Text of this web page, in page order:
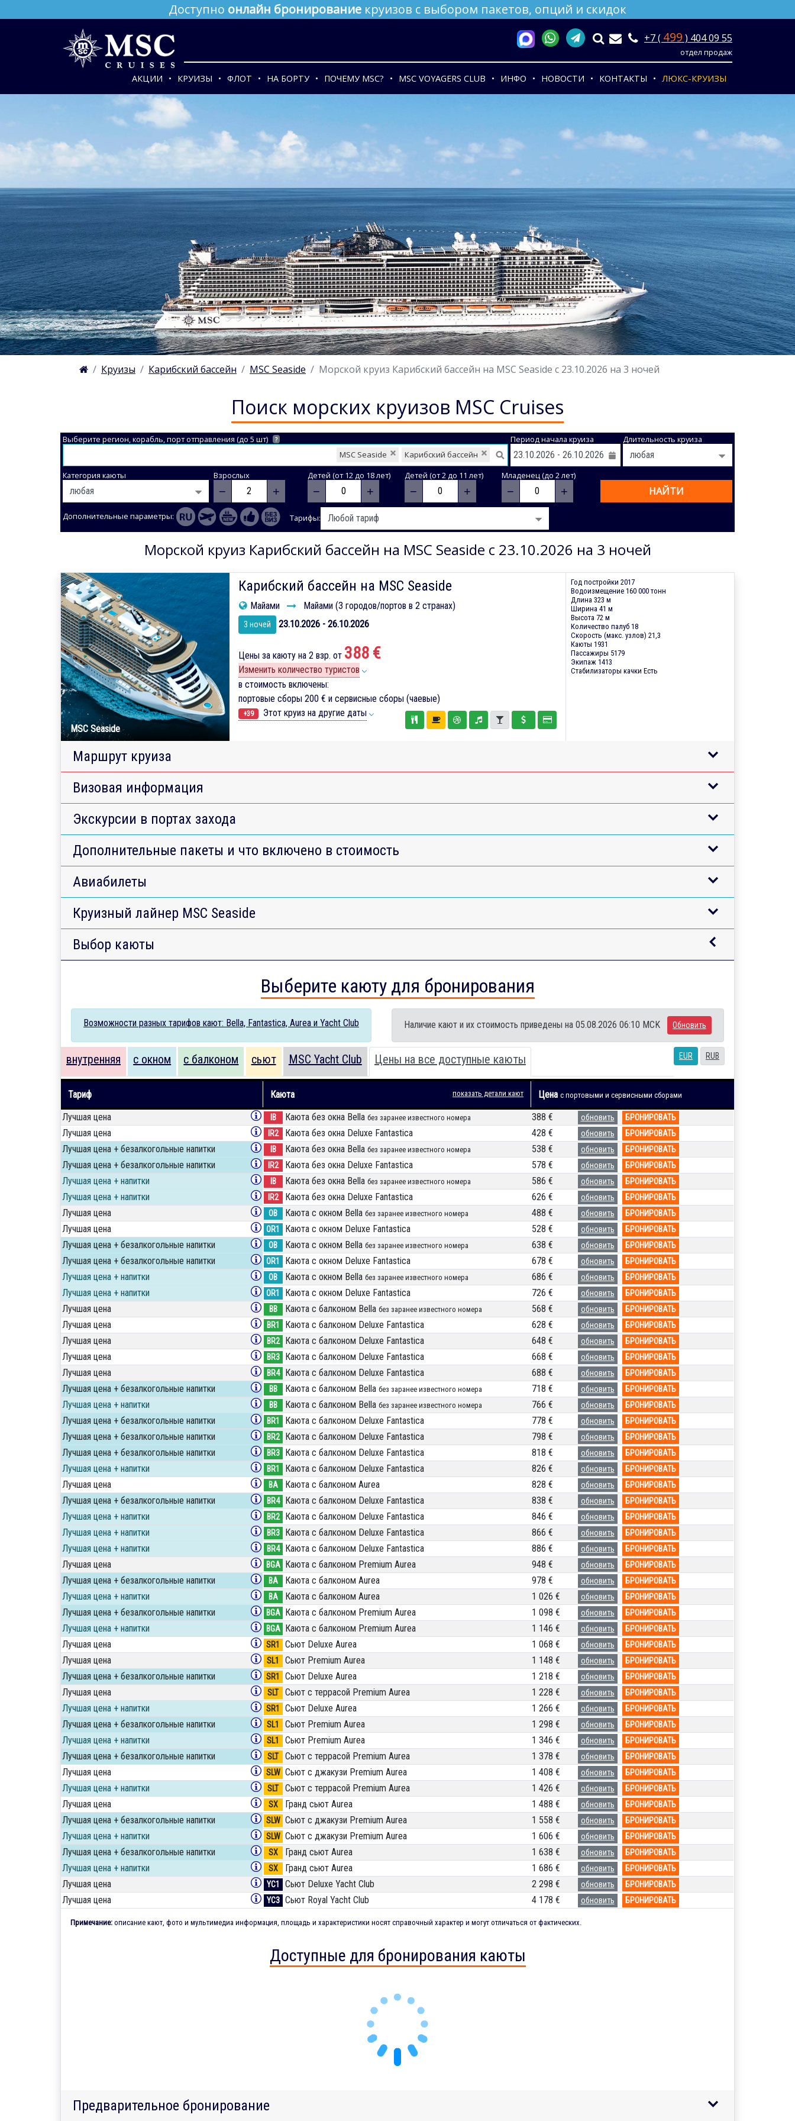
Доступно онлайн бронирование круизов с выбором пакетов, опций и скидок
+7 ( 499 ) 404 09 55
отдел продаж
АКЦИИ КРУИЗЫ ФЛОТ НА БОРТУ ПОЧЕМУ MSC? MSC VOYAGERS CLUB ИНФО НОВОСТИ КОНТАКТЫ ЛЮКС-КРУИЗЫ
Круизы Карибский бассейн MSC Seaside Морской круиз Карибский бассейн на MSC Seaside с 23.10.2026 на 3 ночей
Поиск морских круизов MSC Cruises
Выберите регион, корабль, порт отправления (до 5 шт) ?
Карибский бассейн
MSC Seaside
Период начала круиза Длительность круиза
Категория каюты Взрослых
− +
Детей (от 12 до 18 лет)
− +
Детей (от 2 до 11 лет)
− +
Младенец (до 2 лет)
− + НАЙТИ
Дополнительные параметры: Тарифы:
Морской круиз Карибский бассейн на MSC Seaside с 23.10.2026 на 3 ночей
MSC Seaside
Карибский бассейн на MSC Seaside
Майами Майами (3 городов/портов в 2 странах)
3 ночей 23.10.2026 - 26.10.2026
Цены за каюту на 2 взр. от 388 €
Изменить количество туристов
в стоимость включены:
портовые сборы 200 € и сервисные сборы (чаевые)
+39 Этот круиз на другие даты
Год постройки 2017
Водоизмещение 160 000 тонн
Длина 323 м
Ширина 41 м
Высота 72 м
Количество палуб 18
Скорость (макс. узлов) 21,3
Каюты 1931
Пассажиры 5179
Экипаж 1413
Стабилизаторы качки Есть
Маршрут круиза
Визовая информация
Экскурсии в портах захода
Дополнительные пакеты и что включено в стоимость
Авиабилеты
Круизный лайнер MSC Seaside
Выбор каюты
Выберите каюту для бронирования
Возможности разных тарифов кают: Bella, Fantastica, Aurea и Yacht Club Наличие кают и их стоимость приведены на 05.08.2026 06:10 MCK Обновить
EUR RUB
внутренняя с окном с балконом сьют MSC Yacht Club Цены на все доступные каюты
Тариф Каюта показать детали кают Цена с портовыми и сервисными сборами
Лучшая цена IB Каюта без окна Bella без заранее известного номера 388 € обновить БРОНИРОВАТЬ
Лучшая цена IR2 Каюта без окна Deluxe Fantastica 428 € обновить БРОНИРОВАТЬ
Лучшая цена + безалкогольные напитки IB Каюта без окна Bella без заранее известного номера 538 € обновить БРОНИРОВАТЬ
Лучшая цена + безалкогольные напитки IR2 Каюта без окна Deluxe Fantastica 578 € обновить БРОНИРОВАТЬ
Лучшая цена + напитки IB Каюта без окна Bella без заранее известного номера 586 € обновить БРОНИРОВАТЬ
Лучшая цена + напитки IR2 Каюта без окна Deluxe Fantastica 626 € обновить БРОНИРОВАТЬ
Лучшая цена OB Каюта с окном Bella без заранее известного номера 488 € обновить БРОНИРОВАТЬ
Лучшая цена OR1 Каюта с окном Deluxe Fantastica 528 € обновить БРОНИРОВАТЬ
Лучшая цена + безалкогольные напитки OB Каюта с окном Bella без заранее известного номера 638 € обновить БРОНИРОВАТЬ
Лучшая цена + безалкогольные напитки OR1 Каюта с окном Deluxe Fantastica 678 € обновить БРОНИРОВАТЬ
Лучшая цена + напитки OB Каюта с окном Bella без заранее известного номера 686 € обновить БРОНИРОВАТЬ
Лучшая цена + напитки OR1 Каюта с окном Deluxe Fantastica 726 € обновить БРОНИРОВАТЬ
Лучшая цена BB Каюта с балконом Bella без заранее известного номера 568 € обновить БРОНИРОВАТЬ
Лучшая цена BR1 Каюта с балконом Deluxe Fantastica 628 € обновить БРОНИРОВАТЬ
Лучшая цена BR2 Каюта с балконом Deluxe Fantastica 648 € обновить БРОНИРОВАТЬ
Лучшая цена BR3 Каюта с балконом Deluxe Fantastica 668 € обновить БРОНИРОВАТЬ
Лучшая цена BR4 Каюта с балконом Deluxe Fantastica 688 € обновить БРОНИРОВАТЬ
Лучшая цена + безалкогольные напитки BB Каюта с балконом Bella без заранее известного номера 718 € обновить БРОНИРОВАТЬ
Лучшая цена + напитки BB Каюта с балконом Bella без заранее известного номера 766 € обновить БРОНИРОВАТЬ
Лучшая цена + безалкогольные напитки BR1 Каюта с балконом Deluxe Fantastica 778 € обновить БРОНИРОВАТЬ
Лучшая цена + безалкогольные напитки BR2 Каюта с балконом Deluxe Fantastica 798 € обновить БРОНИРОВАТЬ
Лучшая цена + безалкогольные напитки BR3 Каюта с балконом Deluxe Fantastica 818 € обновить БРОНИРОВАТЬ
Лучшая цена + напитки BR1 Каюта с балконом Deluxe Fantastica 826 € обновить БРОНИРОВАТЬ
Лучшая цена BA Каюта с балконом Aurea 828 € обновить БРОНИРОВАТЬ
Лучшая цена + безалкогольные напитки BR4 Каюта с балконом Deluxe Fantastica 838 € обновить БРОНИРОВАТЬ
Лучшая цена + напитки BR2 Каюта с балконом Deluxe Fantastica 846 € обновить БРОНИРОВАТЬ
Лучшая цена + напитки BR3 Каюта с балконом Deluxe Fantastica 866 € обновить БРОНИРОВАТЬ
Лучшая цена + напитки BR4 Каюта с балконом Deluxe Fantastica 886 € обновить БРОНИРОВАТЬ
Лучшая цена BGA Каюта с балконом Premium Aurea 948 € обновить БРОНИРОВАТЬ
Лучшая цена + безалкогольные напитки BA Каюта с балконом Aurea 978 € обновить БРОНИРОВАТЬ
Лучшая цена + напитки BA Каюта с балконом Aurea 1 026 € обновить БРОНИРОВАТЬ
Лучшая цена + безалкогольные напитки BGA Каюта с балконом Premium Aurea 1 098 € обновить БРОНИРОВАТЬ
Лучшая цена + напитки BGA Каюта с балконом Premium Aurea 1 146 € обновить БРОНИРОВАТЬ
Лучшая цена SR1 Сьют Deluxe Aurea 1 068 € обновить БРОНИРОВАТЬ
Лучшая цена SL1 Сьют Premium Aurea 1 148 € обновить БРОНИРОВАТЬ
Лучшая цена + безалкогольные напитки SR1 Сьют Deluxe Aurea 1 218 € обновить БРОНИРОВАТЬ
Лучшая цена SLT Сьют с террасой Premium Aurea 1 228 € обновить БРОНИРОВАТЬ
Лучшая цена + напитки SR1 Сьют Deluxe Aurea 1 266 € обновить БРОНИРОВАТЬ
Лучшая цена + безалкогольные напитки SL1 Сьют Premium Aurea 1 298 € обновить БРОНИРОВАТЬ
Лучшая цена + напитки SL1 Сьют Premium Aurea 1 346 € обновить БРОНИРОВАТЬ
Лучшая цена + безалкогольные напитки SLT Сьют с террасой Premium Aurea 1 378 € обновить БРОНИРОВАТЬ
Лучшая цена SLW Сьют с джакузи Premium Aurea 1 408 € обновить БРОНИРОВАТЬ
Лучшая цена + напитки SLT Сьют с террасой Premium Aurea 1 426 € обновить БРОНИРОВАТЬ
Лучшая цена SX Гранд сьют Aurea 1 488 € обновить БРОНИРОВАТЬ
Лучшая цена + безалкогольные напитки SLW Сьют с джакузи Premium Aurea 1 558 € обновить БРОНИРОВАТЬ
Лучшая цена + напитки SLW Сьют с джакузи Premium Aurea 1 606 € обновить БРОНИРОВАТЬ
Лучшая цена + безалкогольные напитки SX Гранд сьют Aurea 1 638 € обновить БРОНИРОВАТЬ
Лучшая цена + напитки SX Гранд сьют Aurea 1 686 € обновить БРОНИРОВАТЬ
Лучшая цена YC1 Сьют Deluxe Yacht Club 2 298 € обновить БРОНИРОВАТЬ
Лучшая цена YC3 Сьют Royal Yacht Club 4 178 € обновить БРОНИРОВАТЬ
Примечание: описание кают, фото и мультимедиа информация, площадь и характеристики носят справочный характер и могут отличаться от фактических.
Доступные для бронирования каюты
Предварительное бронирование